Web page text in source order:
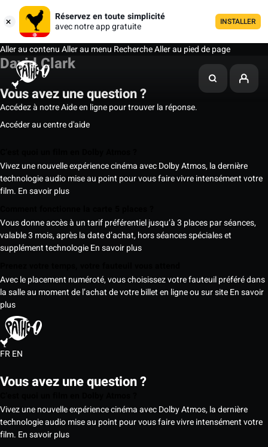
Réservez en toute simplicité
avec notre app gratuite
INSTALLER
Aller au contenuAller au menu RechercheAller au pied de page
David Clark
Vous avez une question ?
Accédez à notre Aide en ligne pour trouver la réponse.
Accéder au centre d'aide
Vivez une nouvelle expérience cinéma avec Dolby Atmos, la dernière
technologie audio mise au point pour vous faire vivre intensément votre
film. En savoir plus
Vous donne accès à un tarif préférentiel jusqu’à 3 places par séances,
valable 3 mois, après la date d’achat, hors séances spéciales et
supplément technologieEn savoir plus
Avec le placement numéroté, vous choisissez votre fauteuil préféré dans
la salle au moment de l’achat de votre billet en ligne ou sur siteEn savoir
plus
FREN
Vous avez une question ?
Vivez une nouvelle expérience cinéma avec Dolby Atmos, la dernière
technologie audio mise au point pour vous faire vivre intensément votre
film. En savoir plus